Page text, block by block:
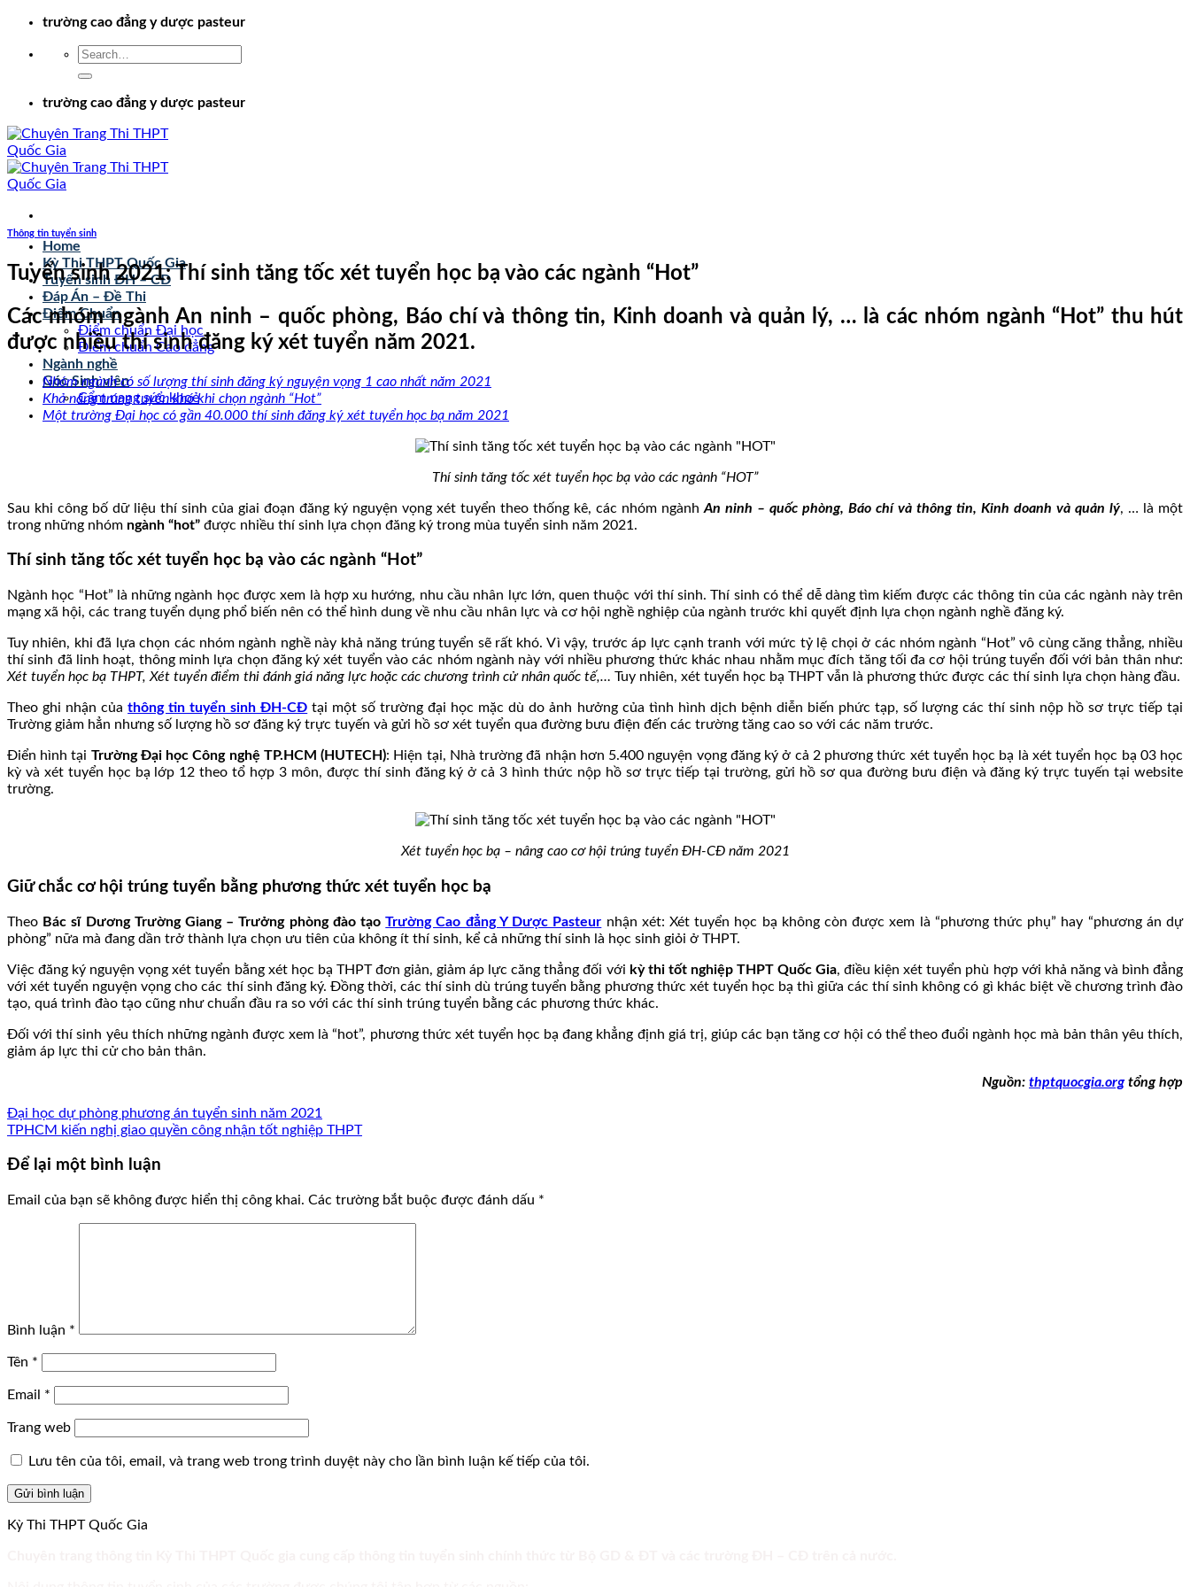
Chuyểntrường cao đẳng y dược pasteur
trường cao đẳng y dược pasteur
Home
Kỳ Thi THPT Quốc Gia
Tuyển sinh ĐH – CĐ
Đáp Án – Đề Thi
Điểm Chuẩn
Điểm chuẩn Đại học
Điểm chuẩn Cao đẳng
Ngành nghề
Góc Sinh viên
Cẩm nang sức khoẻ
Thông tin tuyển sinh
Tuyển sinh 2021: Thí sinh tăng tốc xét tuyển học bạ vào các ngành “Hot”
Các nhóm ngành An ninh – quốc phòng, Báo chí và thông tin, Kinh doanh và quản lý, … là các nhóm ngành “Hot” thu hút
được nhiều thí sinh đăng ký xét tuyển năm 2021.
Nhóm ngành có số lượng thí sinh đăng ký nguyện vọng 1 cao nhất năm 2021
Khả năng trúng tuyển khó khi chọn ngành “Hot”
Một trường Đại học có gần 40.000 thí sinh đăng ký xét tuyển học bạ năm 2021
Thí sinh tăng tốc xét tuyển học bạ vào các ngành “HOT”
Sau khi công bố dữ liệu thí sinh của giai đoạn đăng ký nguyện vọng xét tuyển theo thống kê, các nhóm ngành An ninh – quốc phòng, Báo chí và thông tin, Kinh doanh và quản lý, … là một
trong những nhóm ngành “hot” được nhiều thí sinh lựa chọn đăng ký trong mùa tuyển sinh năm 2021.
Thí sinh tăng tốc xét tuyển học bạ vào các ngành “Hot”
Ngành học “Hot” là những ngành học được xem là hợp xu hướng, nhu cầu nhân lực lớn, quen thuộc với thí sinh. Thí sinh có thể dễ dàng tìm kiếm được các thông tin của các ngành này trên
mạng xã hội, các trang tuyển dụng phổ biến nên có thể hình dung về nhu cầu nhân lực và cơ hội nghề nghiệp của ngành trước khi quyết định lựa chọn ngành nghề đăng ký.
Tuy nhiên, khi đã lựa chọn các nhóm ngành nghề này khả năng trúng tuyển sẽ rất khó. Vì vậy, trước áp lực cạnh tranh với mức tỷ lệ chọi ở các nhóm ngành “Hot” vô cùng căng thẳng, nhiều
thí sinh đã linh hoạt, thông minh lựa chọn đăng ký xét tuyển vào các nhóm ngành này với nhiều phương thức khác nhau nhằm mục đích tăng tối đa cơ hội trúng tuyển đối với bản thân như:
Xét tuyển học bạ THPT, Xét tuyển điểm thi đánh giá năng lực hoặc các chương trình cử nhân quốc tế,… Tuy nhiên, xét tuyển học bạ THPT vẫn là phương thức được các thí sinh lựa chọn hàng đầu.
Theo ghi nhận củathông tin tuyển sinh ĐH-CĐ tại một số trường đại học mặc dù do ảnh hưởng của tình hình dịch bệnh diễn biến phức tạp, số lượng các thí sinh nộp hồ sơ trực tiếp tại
Trường giảm hẳn nhưng số lượng hồ sơ đăng ký trực tuyến và gửi hồ sơ xét tuyển qua đường bưu điện đến các trường tăng cao so với các năm trước.
Điển hình tại Trường Đại học Công nghệ TP.HCM (HUTECH): Hiện tại, Nhà trường đã nhận hơn 5.400 nguyện vọng đăng ký ở cả 2 phương thức xét tuyển học bạ là xét tuyển học bạ 03 học
kỳ và xét tuyển học bạ lớp 12 theo tổ hợp 3 môn, được thí sinh đăng ký ở cả 3 hình thức nộp hồ sơ trực tiếp tại trường, gửi hồ sơ qua đường bưu điện và đăng ký trực tuyến tại website
trường.
Xét tuyển học bạ – nâng cao cơ hội trúng tuyển ĐH-CĐ năm 2021
Giữ chắc cơ hội trúng tuyển bằng phương thức xét tuyển học bạ
Theo Bác sĩ Dương Trường Giang – Trưởng phòng đào tạoTrường Cao đẳng Y Dược Pasteur nhận xét: Xét tuyển học bạ không còn được xem là “phương thức phụ” hay “phương án dự
phòng” nữa mà đang dần trở thành lựa chọn ưu tiên của không ít thí sinh, kể cả những thí sinh là học sinh giỏi ở THPT.
Việc đăng ký nguyện vọng xét tuyển bằng xét học bạ THPT đơn giản, giảm áp lực căng thẳng đối với kỳ thi tốt nghiệp THPT Quốc Gia, điều kiện xét tuyển phù hợp với khả năng và bình đẳng
với xét tuyển nguyện vọng cho các thí sinh đăng ký. Đồng thời, các thí sinh dù trúng tuyển bằng phương thức xét tuyển học bạ thì giữa các thí sinh không có gì khác biệt về chương trình đào
tạo, quá trình đào tạo cũng như chuẩn đầu ra so với các thí sinh trúng tuyển bằng các phương thức khác.
Đối với thí sinh yêu thích những ngành được xem là “hot”, phương thức xét tuyển học bạ đang khẳng định giá trị, giúp các bạn tăng cơ hội có thể theo đuổi ngành học mà bản thân yêu thích,
giảm áp lực thi cử cho bản thân.
Nguồn: thptquocgia.orgtổng hợp
Đại học dự phòng phương án tuyển sinh năm 2021
TPHCM kiến nghị giao quyền công nhận tốt nghiệp THPT
Để lại một bình luận
Email của bạn sẽ không được hiển thị công khai. Các trường bắt buộc được đánh dấu *
Bình luận *
Tên *
Email *
Trang web
Lưu tên của tôi, email, và trang web trong trình duyệt này cho lần bình luận kế tiếp của tôi.
Kỳ Thi THPT Quốc Gia